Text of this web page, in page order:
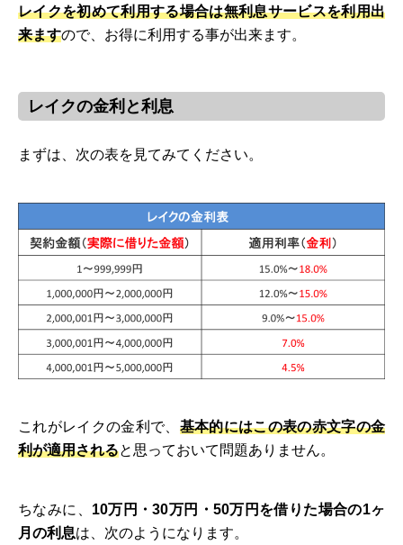
レイクを初めて利用する場合は無利息サービスを利用出
来ますので、お得に利用する事が出来ます。
レイクの金利と利息
まずは、次の表を見てみてください。
これがレイクの金利で、 基本的にはこの表の赤文字の金
利が適用されると思っておいて問題ありません。
ちなみに、 10万円・30万円・50万円を借りた場合の1ヶ
月の利息は、次のようになります。